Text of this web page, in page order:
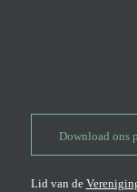
Download ons
Lid van de